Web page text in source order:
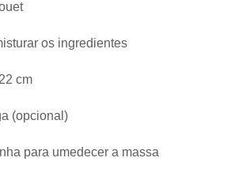
os ingredientes
cm
(opcional)
para umedecer a massa